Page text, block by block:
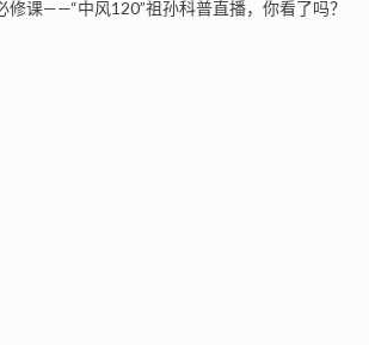
修课——“中风120”祖孙科普直播，你看了吗？